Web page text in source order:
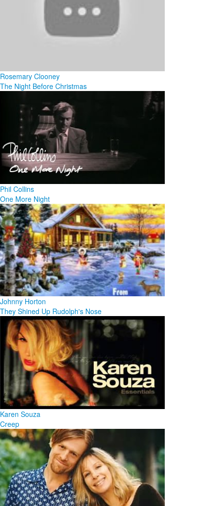
Rosemary Clooney
The Night Before Christmas
Phil Collins
One More Night
Johnny Horton
They Shined Up Rudolph's Nose
Karen Souza
Creep